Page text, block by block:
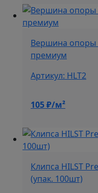
Вершина опоры
премиум
Артикул: HLT2
105₽/м²
Клипса HILST
(упак. 100шт)